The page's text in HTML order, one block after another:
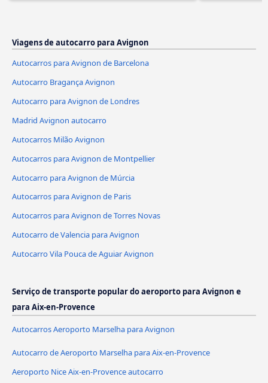
Viagens de autocarro para Avignon
Autocarros para Avignon de Barcelona
Autocarro Bragança Avignon
Autocarro para Avignon de Londres
Madrid Avignon autocarro
Autocarros Milão Avignon
Autocarros para Avignon de Montpellier
Autocarro para Avignon de Múrcia
Autocarros para Avignon de Paris
Autocarros para Avignon de Torres Novas
Autocarro de Valencia para Avignon
Autocarro Vila Pouca de Aguiar Avignon
Serviço de transporte popular do aeroporto para Avignon e
para Aix-en-Provence
Autocarros Aeroporto Marselha para Avignon
Autocarro de Aeroporto Marselha para Aix-en-Provence
Aeroporto Nice Aix-en-Provence autocarro